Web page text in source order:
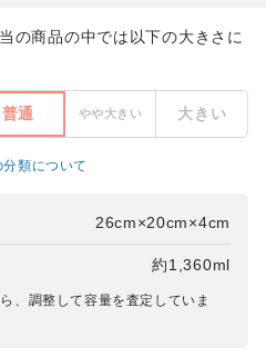
の商品の中では以下の大きさに
普通 やや大きい 大きい
類について
26cm×20cm×4cm
約1,360ml
、調整して容量を査定していま